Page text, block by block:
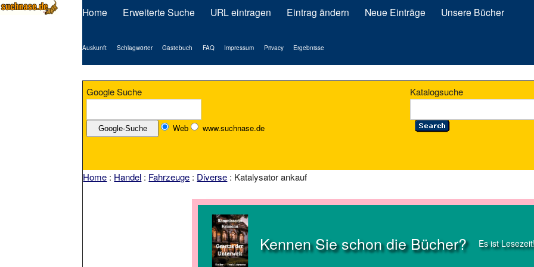
Home Erweiterte Suche URL eintragen Eintrag ändern Neue Einträge Unsere Bücher
Auskunft Schlagwörter Gästebuch FAQ Impressum Privacy Ergebnisse
Google Suche
Web www.suchnase.de
Katalogsuche
Home : Handel : Fahrzeuge : Diverse : Katalysator ankauf
Kennen Sie schon die Bücher? Es ist